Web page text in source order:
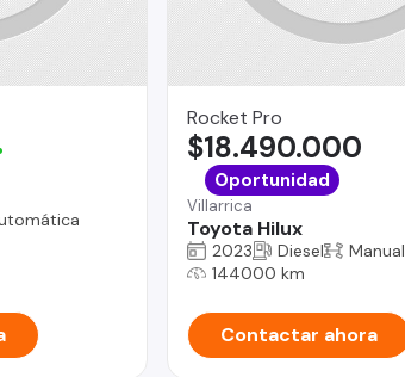
Rocket Pro
Villarrica
Toyota Hilux
$18.490.000
Oportunidad
2023 Diesel
Manual
144000 km
Contactar ahora